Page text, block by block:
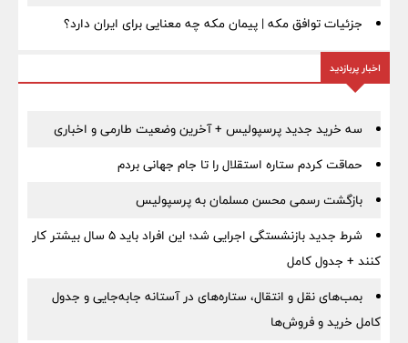
جزئیات توافق مکه | پیمان مکه چه معنایی برای ایران دارد؟
اخبار پربازدید
سه خرید جدید پرسپولیس + آخرین وضعیت طارمی و اخباری
حماقت کردم ستاره استقلال را تا جام جهانی بردم
بازگشت رسمی محسن مسلمان به پرسپولیس
شرط جدید بازنشستگی اجرایی شد؛ این افراد باید ۵ سال بیشتر کار
کنند + جدول کامل
بمب‌های نقل و انتقال، ستاره‌های در آستانه جابه‌جایی و جدول
کامل خرید و فروش‌ها